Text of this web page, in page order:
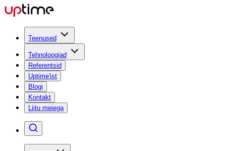
Teenused
Tehnoloogiad
Referentsid
Uptime'ist
Blogi
Kontakt
Liitu meiega